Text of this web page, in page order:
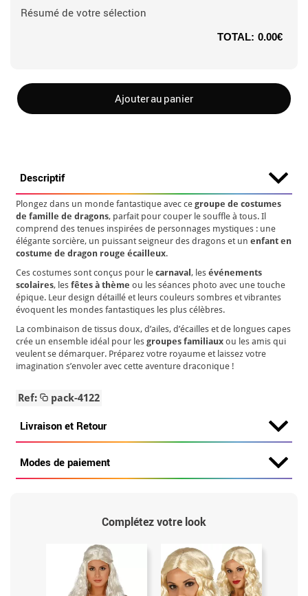
Résumé de votre sélection
TOTAL: 0.00€
Ajouter au panier
Descriptif
Plongez dans un monde fantastique avec cegroupe de costumes
de famille de dragons, parfait pour couper le souffle à tous. Il
comprend des tenues inspirées de personnages mystiques : une
élégante sorcière, un puissant seigneur des dragons et unenfant en
costume de dragon rouge écailleux.
Ces costumes sont conçus pour lecarnaval, lesévénements
scolaires, lesfêtes à thème ou les séances photo avec une touche
épique. Leur design détaillé et leurs couleurs sombres et vibrantes
évoquent les mondes fantastiques les plus célèbres.
La combinaison de tissus doux, d’ailes, d’écailles et de longues capes
crée un ensemble idéal pour lesgroupes familiaux ou les amis qui
veulent se démarquer. Préparez votre royaume et laissez votre
imagination s’envoler avec cette aventure draconique !
Ref: pack-4122
Livraison et Retour
Modes de paiement
Complétez votre look